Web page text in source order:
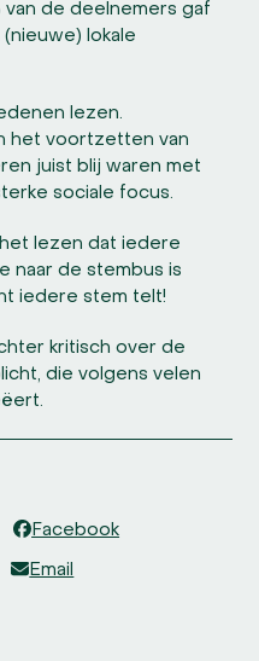
de deelnemers gaf
lokale
lezen.
het voortzetten van
juist blij waren met
sociale focus.
lezen dat iedere
naar de stembus is
iedere stem telt!
kritisch over de
die volgens velen
Facebook
Email